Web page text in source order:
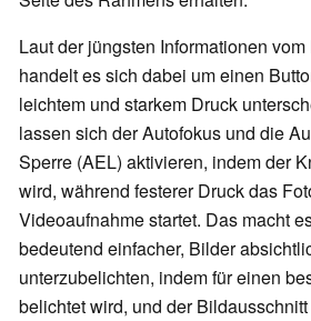
Laut der jüngsten Informationen
handelt es sich dabei um einen
leichtem und starkem Druck
lassen sich der Autofokus und die
Sperre (AEL) aktivieren, indem der
wird, während festerer Druck das
Videoaufnahme startet. Das macht
bedeutend einfacher, Bilder
unterzubelichten, indem für einen
belichtet wird, und der